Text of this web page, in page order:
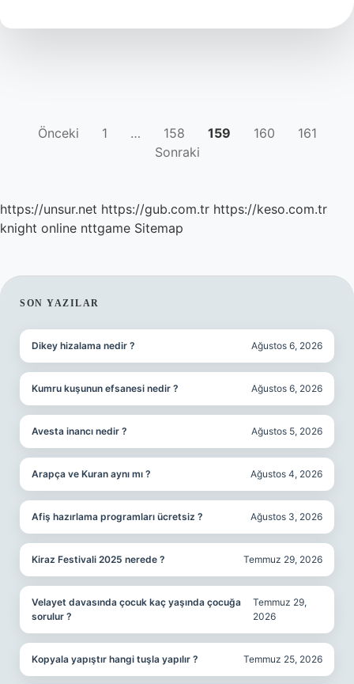
Kadar
YAZI
SAYFALAMASI
Önceki 1 … 158 159 160
161
Sonraki
https://unsur.net https://gub.com.tr https://keso.com.tr
knight online nttgame Sitemap
SIDEBAR
SON YAZILAR
Dikey hizalama nedir ? Ağustos 6, 2026
Kumru kuşunun efsanesi nedir ? Ağustos 6, 2026
Avesta inancı nedir ? Ağustos 5, 2026
Arapça ve Kuran aynı mı ? Ağustos 4, 2026
Afiş hazırlama programları ücretsiz ? Ağustos 3, 2026
Kiraz Festivali 2025 nerede ? Temmuz 29, 2026
Velayet davasında çocuk kaç yaşında çocuğa
sorulur ?
Temmuz 29,
2026
Kopyala yapıştır hangi tuşla yapılır ? Temmuz 25, 2026